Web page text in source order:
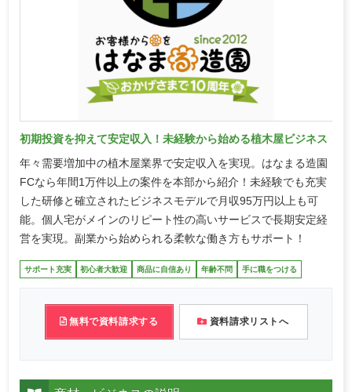
初期投資を抑えて安定収入！未経験から始める植木屋ビジネス
年々需要増加中の植木屋業界で安定収入を実現。はなまる造園
FCなら年間1万件以上の案件を本部から紹介！未経験でも充実
した研修と確立されたビジネスモデルで月収95万円以上も可
能。個人宅がメインのリピート性の高いサービスで長期安定経
営を実現。副業から始められる柔軟な働き方もサポート！
サポート充実 初心者大歓迎 商品に自信あり 年齢不問 手に職をつける
無料で資料請求する 資料請求リストへ